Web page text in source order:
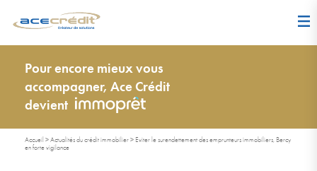
Pour encore mieux vous
accompagner, Ace Crédit
devient
Accueil >Actualités du crédit immobilier> Eviter le surendettement des emprunteurs immobiliers, Bercy
en forte vigilance